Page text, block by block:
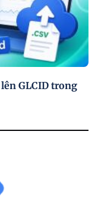
GLCID trong